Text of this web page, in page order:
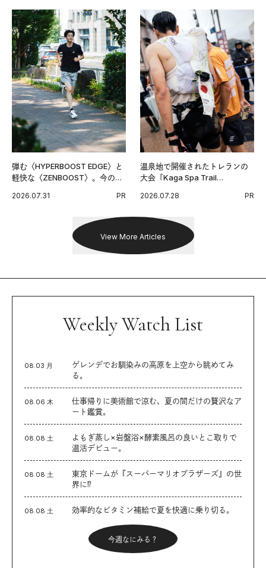
弾む〈HYPERBOOST EDGE〉と
軽快な〈ZENBOOST〉。今の時
出した新機軸。
2026.07.31 PR
温泉地で開催されたトレランの
大会「Kaga Spa Trail
戦を夢見るランナーたちの奮闘
2026.07.28 PR
View More Articles
Weekly Watch List
08.03 月
ゲレンデでお馴染みの高原を上空から眺めてみ
る。
08.06 木
仕事帰りに美術館で涼む、夏の間だけの贅沢なア
ート鑑賞。
08.08 土
よもぎ蒸し×岩盤浴×酵素風呂の良いとこ取りで
温活デビュー。
08.08 土
東京ドームが『スーパーマリオブラザーズ』の世
界に⁉︎
08.08 土 効率的なビタミン補給で夏を快適に乗り切る。
今週なにみる？